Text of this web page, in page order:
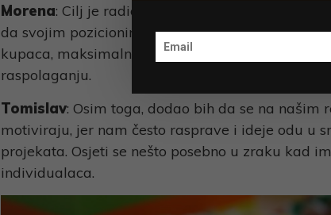
Morena: Cilj je radionica da se pojedinci,
da svojim pozicioniranjem kroz autentičan
kupaca, maksimalno koristeći potencijal
raspolaganju.
Tomislav: Osim toga, dodao bih da se na našim
motiviraju, jer nam često rasprave i ideje odu u
projekata. Osjeti se nešto posebno u zraku kad
individualaca.